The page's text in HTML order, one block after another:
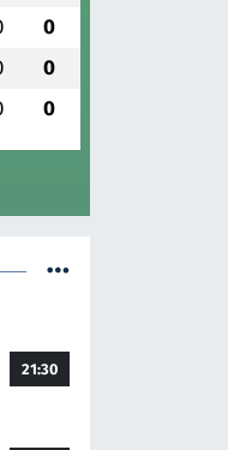
0
0
0
21:30